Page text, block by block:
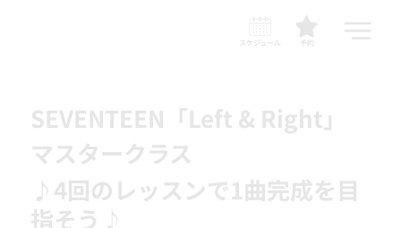
予約
スケジュール
SEVENTEEN「Left & Right」
マスタークラス
♪4回のレッスンで1曲完成を目
指そう♪